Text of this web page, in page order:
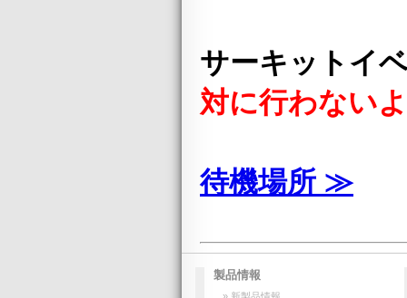
サーキットイ
対に行わない
待機場所 ≫
製品情報